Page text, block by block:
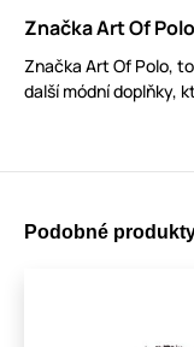
Značka Art Of Polo
Značka Art Of Polo,
další módní doplňky,
Podobné